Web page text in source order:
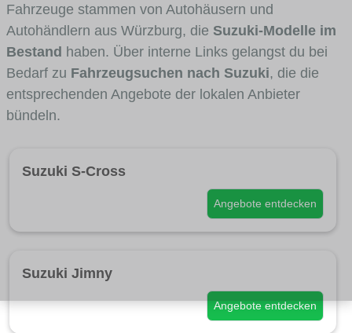
Fahrzeuge stammen von Autohäusern und
Autohändlern aus Würzburg, die Suzuki-Modelle im
Bestand haben. Über interne Links gelangst du bei
Bedarf zu Fahrzeugsuchen nach Suzuki, die die
entsprechenden Angebote der lokalen Anbieter
bündeln.
Suzuki S-Cross
Angebote entdecken
Suzuki Jimny
Angebote entdecken